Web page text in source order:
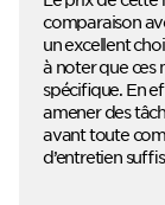
comparaison
un excellent
à noter que ces
spécifique. En
amener des
avant toute
d’entretien